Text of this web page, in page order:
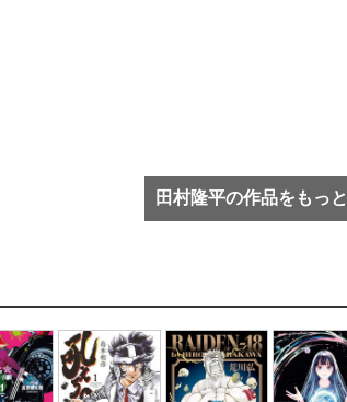
田村隆平の作品をもっ